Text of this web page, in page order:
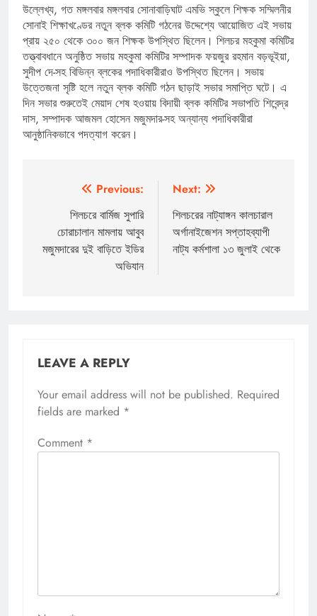
উল্লেখ্য, গত মঙ্গলবার মঙ্গলবার সোনাবাড়িঘাট এমভি স্কুলে শিক্ষক সম্মিলনীর
সোনাই শিক্ষাখণ্ডের নতুন ব্লক কমিটি গঠনের উদ্দেশ্যে আয়োজিত এই সভায়
প্রায় ২৫০ থেকে ৩০০ জন শিক্ষক উপস্থিত ছিলেন। শিলচর মহকুমা কমিটির
তত্ত্বাবধানে অনুষ্ঠিত সভায় মহকুমা কমিটির সম্পাদক ফয়জুর রহমান বড়ভূইয়া,
সুদীপ দে-সহ বিভিন্ন ব্লকের পদাধিকারীরাও উপস্থিত ছিলেন। সভায়
উত্তেজনা সৃষ্টি হলে নতুন ব্লক কমিটি গঠন ছাড়াই সভার সমাপ্তি ঘটে। এ
দিন সভার শুরুতেই মেয়াদ শেষ হওয়ায় বিদায়ী ব্লক কমিটির সভাপতি শিবেন্দ্র
দাস, সম্পাদক আজমল হোসেন মজুমদার-সহ অন্যান্য পদাধিকারীরা
আনুষ্ঠানিকভাবে পদত্যাগ করেন।
navigation
Previous:
শিলচরে বার্মিজ সুপারি
চোরাচালান মামলায় আবুব
মজুমদারের দুই বাড়িতে ইডির
অভিযান
Next:
শিলচরের নাট্যাঙ্গন কালচারাল
অর্গানাইজেশন সপ্তাহব্যাপী
নাট্য কর্মশালা ১৩ জুলাই থেকে
LEAVE A REPLY
Your email address will not be published. Required
fields are marked *
Comment *